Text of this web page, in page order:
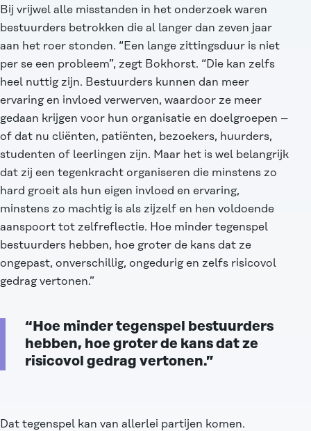
Bij vrijwel alle misstanden in het onderzoek waren
bestuurders betrokken die al langer dan zeven jaar
aan het roer stonden. “Een lange zittingsduur is niet
per se een probleem”, zegt Bokhorst. “Die kan zelfs
heel nuttig zijn. Bestuurders kunnen dan meer
ervaring en invloed verwerven, waardoor ze meer
gedaan krijgen voor hun organisatie en doelgroepen –
of dat nu cliënten, patiënten, bezoekers, huurders,
studenten of leerlingen zijn. Maar het is wel belangrijk
dat zij een tegenkracht organiseren die minstens zo
hard groeit als hun eigen invloed en ervaring,
minstens zo machtig is als zijzelf en hen voldoende
aanspoort tot zelfreflectie. Hoe minder tegenspel
bestuurders hebben, hoe groter de kans dat ze
ongepast, onverschillig, ongedurig en zelfs risicovol
gedrag vertonen.”
“Hoe minder tegenspel bestuurders
hebben, hoe groter de kans dat ze
risicovol gedrag vertonen.”
Dat tegenspel kan van allerlei partijen komen.